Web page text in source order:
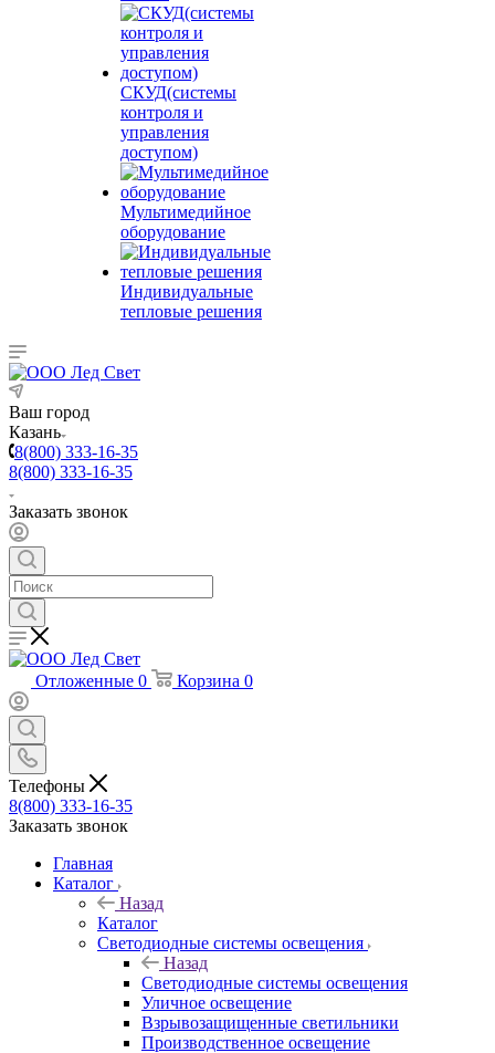
СКУД(системы
контроля и
управления
доступом)
Мультимедийное
оборудование
Индивидуальные
тепловые решения
Ваш город
Казань
8(800) 333-16-35
8(800) 333-16-35
Заказать звонок
Отложенные 0 Корзина 0
Телефоны
8(800) 333-16-35
Заказать звонок
Главная
Каталог
Назад
Каталог
Светодиодные системы освещения
Назад
Светодиодные системы освещения
Уличное освещение
Взрывозащищенные светильники
Производственное освещение